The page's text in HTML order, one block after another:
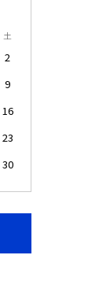
土
2
9
16
23
30